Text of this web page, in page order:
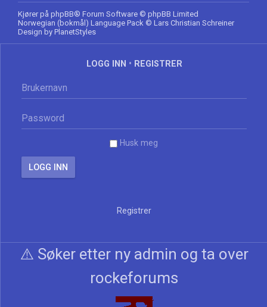
Kjører på phpBB® Forum Software © phpBB Limited
Norwegian (bokmål) Language Pack © Lars Christian Schreiner
Design by PlanetStyles
LOGG INN • REGISTRER
Husk meg
Registrer
⚠️ Søker etter ny admin og ta over
rockeforums